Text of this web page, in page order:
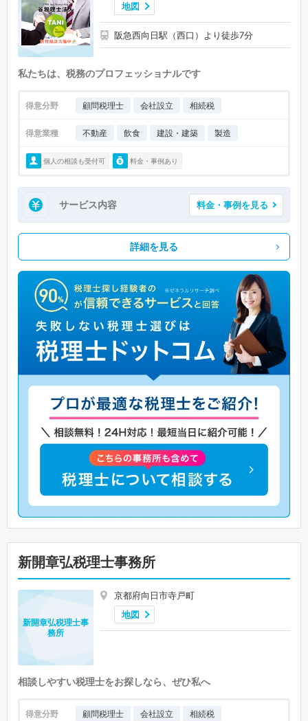
地図
阪急西向日駅（西口）より徒歩7分
私たちは、税務のプロフェッショナルです
得意分野 顧問税理士 会社設立 相続税
得意業種 不動産 飲食 建設・建築 製造
個人の相談も受付可 料金・事例あり
サービス内容 料金・事例を見る
詳細を見る
新開章弘税理士事務所
京都府向日市寺戸町
地図
新開章弘税理士事
務所
相談しやすい税理士をお探しなら、ぜひ私へ
得意分野 顧問税理士 会社設立 相続税